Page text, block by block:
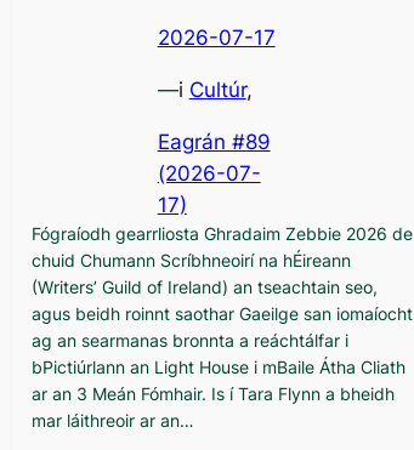
2026-07-17
—i Cultúr,
Eagrán #89
(2026-07-
17)
Fógraíodh gearrliosta Ghradaim Zebbie 2026 de
chuid Chumann Scríbhneoirí na hÉireann
(Writers’ Guild of Ireland) an tseachtain seo,
agus beidh roinnt saothar Gaeilge san iomaíocht
ag an searmanas bronnta a reáchtálfar i
bPictiúrlann an Light House i mBaile Átha Cliath
ar an 3 Meán Fómhair. Is í Tara Flynn a bheidh
mar láithreoir ar an…